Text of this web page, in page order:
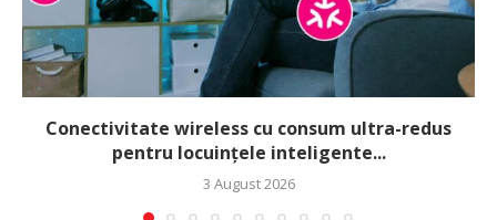
Conectivitate wireless cu consum ultra-redus
pentru locuințele inteligente...
3 August 2026